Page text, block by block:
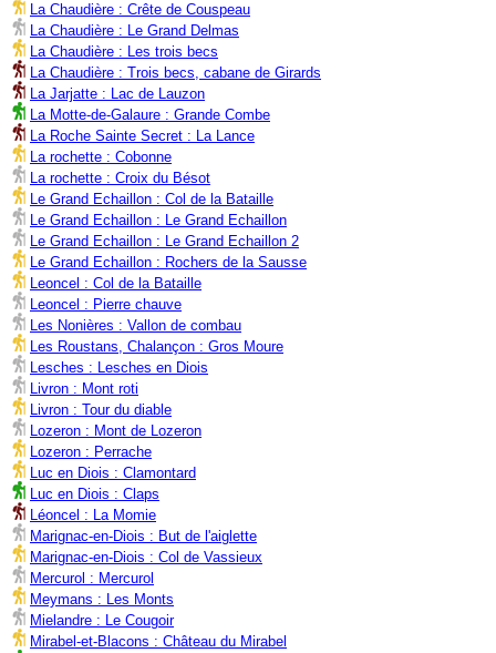
La Chaudière : Crête de Couspeau
La Chaudière : Le Grand Delmas
La Chaudière : Les trois becs
La Chaudière : Trois becs, cabane de Girards
La Jarjatte : Lac de Lauzon
La Motte-de-Galaure : Grande Combe
La Roche Sainte Secret : La Lance
La rochette : Cobonne
La rochette : Croix du Bésot
Le Grand Echaillon : Col de la Bataille
Le Grand Echaillon : Le Grand Echaillon
Le Grand Echaillon : Le Grand Echaillon 2
Le Grand Echaillon : Rochers de la Sausse
Leoncel : Col de la Bataille
Leoncel : Pierre chauve
Les Nonières : Vallon de combau
Les Roustans, Chalançon : Gros Moure
Lesches : Lesches en Diois
Livron : Mont roti
Livron : Tour du diable
Lozeron : Mont de Lozeron
Lozeron : Perrache
Luc en Diois : Clamontard
Luc en Diois : Claps
Léoncel : La Momie
Marignac-en-Diois : But de l'aiglette
Marignac-en-Diois : Col de Vassieux
Mercurol : Mercurol
Meymans : Les Monts
Mielandre : Le Cougoir
Mirabel-et-Blacons : Château du Mirabel